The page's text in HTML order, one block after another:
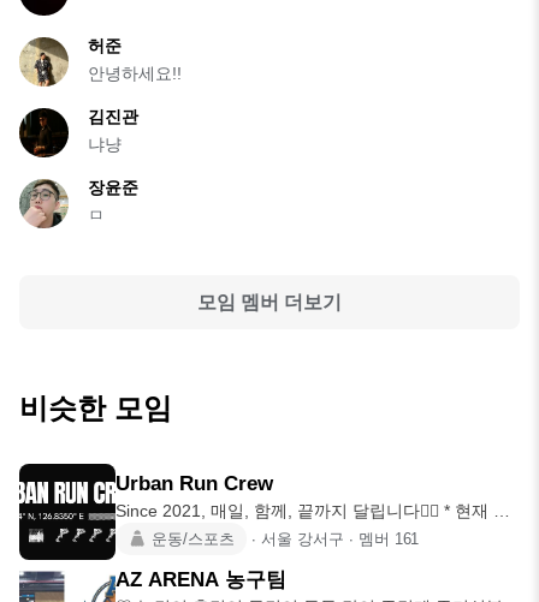
허준
안녕하세요!!
김진관
냐냥
장윤준
ㅁ
모임 멤버 더보기
비슷한 모임
Urban Run Crew
Since 2021, 매일, 함께, 끝까지 달립니다🏃‍♂ * 현재 인
운동/스포츠 ∙ 서울 강서구 ∙ 멤버 161
AZ ARENA 농구팀